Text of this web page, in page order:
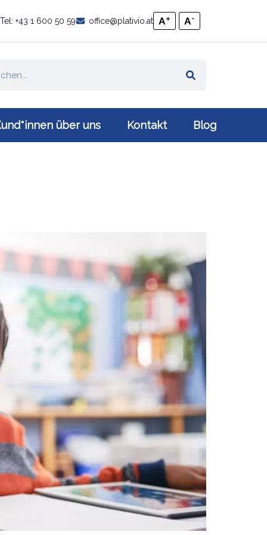
Tel: +43 1 600 50 59 office@plativio.at A+ A-
über uns Kontakt Blog